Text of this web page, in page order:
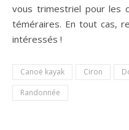
vous trimestriel pour les
téméraires. En tout cas,
intéressés !
Canoë kayak Ciron
Randonnée